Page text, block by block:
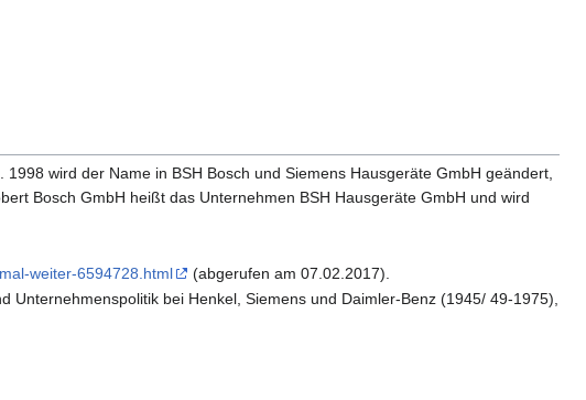
wird der Name in BSH Bosch und Siemens Hausgeräte GmbH geändert,
Bosch GmbH heißt das Unternehmen BSH Hausgeräte GmbH und wird
weiter-6594728.html
(abgerufen am 07.02.2017).
Unternehmenspolitik bei Henkel, Siemens und Daimler-Benz (1945/ 49-1975),